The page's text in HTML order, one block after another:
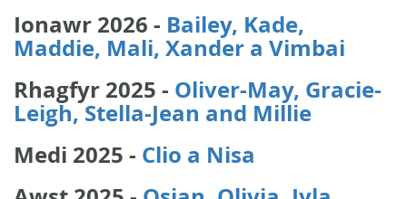
Ionawr 2026 - Bailey, Kade,
Maddie, Mali, Xander a Vimbai
Rhagfyr 2025 - Oliver-May, Gracie-
Leigh, Stella-Jean and Millie
Medi 2025 - Clio a Nisa